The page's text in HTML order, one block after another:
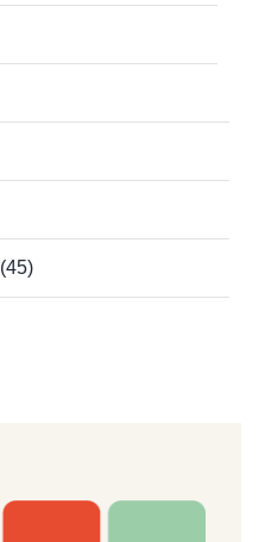
(45)